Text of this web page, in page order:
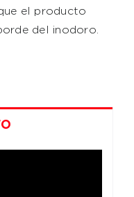
el producto
del inodoro.